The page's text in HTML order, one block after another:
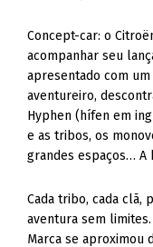
Concept-car: o
acompanhar seu
apresentado com
aventureiro,
Hyphen (hífen em
e as tribos, os
grandes espaços…
Cada tribo, cada clã,
aventura sem
Marca se aproximou